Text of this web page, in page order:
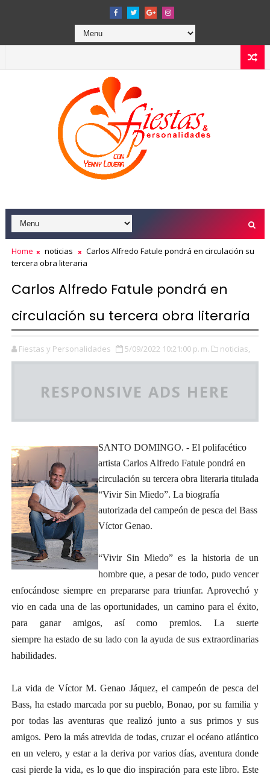
Home noticias
Carlos Alfredo Fatule pondrá en circulación su
tercera obra literaria
Carlos Alfredo Fatule pondrá en
circulación su tercera obra literaria
Fiestas y Personalidades 5/09/2022 10:21:00 p. m. noticias,
RESPONSIVE ADS HERE
SANTO DOMINGO. - El polifacético
artista Carlos Alfredo Fatule pondrá en
circulación su tercera obra literaria titulada
“Vivir Sin Miedo”. La biografía
autorizada del campeón de pesca del Bass
Víctor Genao.
“Vivir Sin Miedo” es la historia de un
hombre que, a pesar de todo, pudo vencer
enfocándose siempre en prepararse para triunfar. Aprovechó y
vio en cada una de las oportunidades, un camino para el éxito,
para ganar amigos, así como premios. La suerte
siempre ha estado de su lado con la ayuda de sus extraordinarias
habilidades.
La vida de Víctor M. Genao Jáquez, el campeón de pesca del
Bass, ha estado marcada por su pueblo, Bonao, por su familia y
por todas las aventuras que realizó junto a sus primos y sus
amigos. Pero la más atrevida de todas, cruzar el océano atlántico
en un velero, y estar a la deriva por varios días, aventura donde
casi pierde la vida, es lo que dio inspiración para este libro. Este